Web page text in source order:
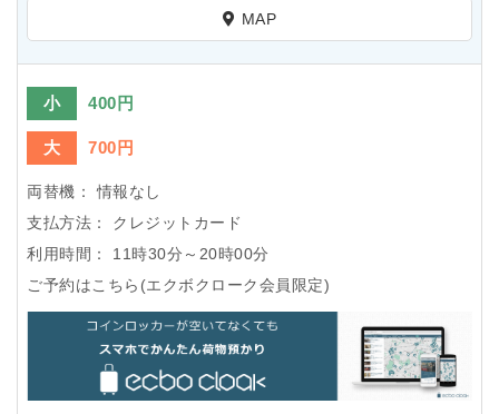
MAP
小 400円
大 700円
両替機：
情報なし
支払方法：
クレジットカード
利用時間：
11時30分～20時00分
ご予約はこちら(エクボクローク会員限定)